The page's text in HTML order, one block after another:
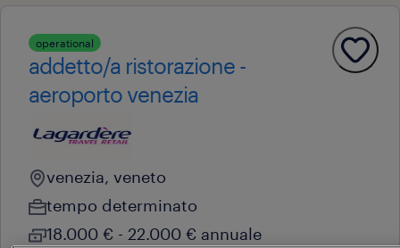
operational
addetto/a ristorazione -
aeroporto venezia
venezia, veneto
tempo determinato
18.000 € - 22.000 € annuale